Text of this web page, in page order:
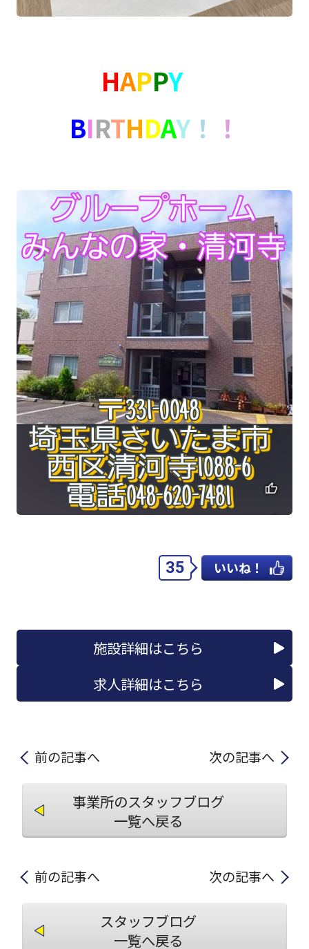
HAPPY
BIRTHDAY！ ！
35 いいね！
施設詳細はこちら
求人詳細はこちら
前の記事へ 次の記事へ
事業所のスタッフブログ
一覧へ戻る
前の記事へ 次の記事へ
スタッフブログ
一覧へ戻る